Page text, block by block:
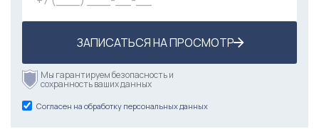
ЗАПИСАТЬСЯ НА ПРОСМОТР
Мы гарантируем безопасность и
сохранность ваших данных
Согласен на обработку персональных данных